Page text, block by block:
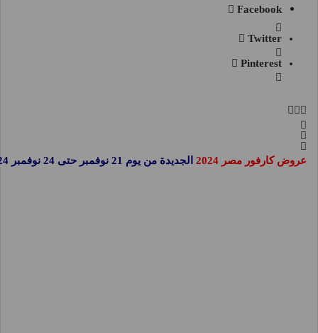
Facebook
Twitter
Pinterest
عروض كارفور مصر 2024 الجديدة من يوم 21 نوفمبر حتى 24 نوفمبر 2024 عروض الويك اند او حتى نفاذ الكمية نستعرضها معكم فى صفحة واحدة على موقع